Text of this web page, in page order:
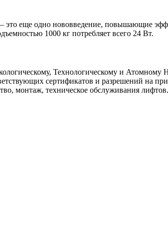
это еще одно нововведение, повышающие
1000 кг потребляет всего 24 Вт.
Технологическому и Атомному
сертификатов и разрешений на
монтаж, техническое обслуживания лифтов.